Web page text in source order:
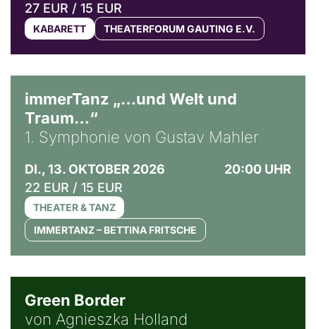
27 EUR / 15 EUR
KABARETT THEATERFORUM GAUTING E.V.
immerTanz „…und Welt und
Traum…“
1. Symphonie von Gustav Mahler
DI., 13. OKTOBER 2026
20:00 UHR
22 EUR / 15 EUR
THEATER & TANZ
IMMERTANZ – BETTINA FRITSCHE
Green Border
von Agnieszka Holland